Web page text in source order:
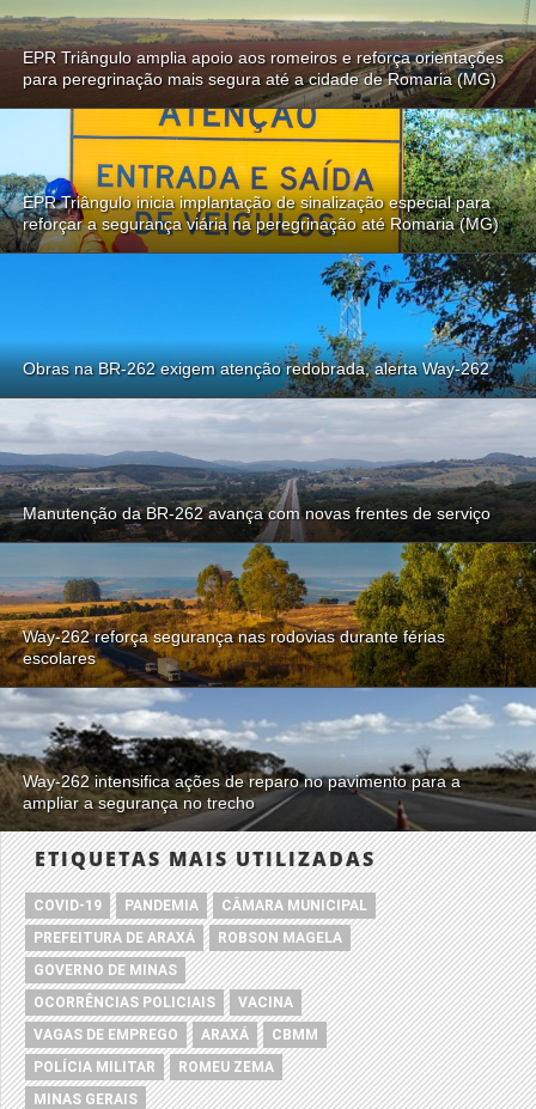
EPR Triângulo amplia apoio aos romeiros e reforça orientações
para peregrinação mais segura até a cidade de Romaria (MG)
EPR Triângulo inicia implantação de sinalização especial para
reforçar a segurança viária na peregrinação até Romaria (MG)
Obras na BR-262 exigem atenção redobrada, alerta Way-262
Manutenção da BR-262 avança com novas frentes de serviço
Way-262 reforça segurança nas rodovias durante férias
escolares
Way-262 intensifica ações de reparo no pavimento para a
ampliar a segurança no trecho
ETIQUETAS MAIS UTILIZADAS
COVID-19 PANDEMIA
CÂMARA MUNICIPAL
PREFEITURA DE ARAXÁ
ROBSON MAGELA
GOVERNO DE MINAS
OCORRÊNCIAS POLICIAIS
VACINA
VAGAS DE EMPREGO
ARAXÁ
CBMM
POLÍCIA MILITAR
ROMEU ZEMA
MINAS GERAIS